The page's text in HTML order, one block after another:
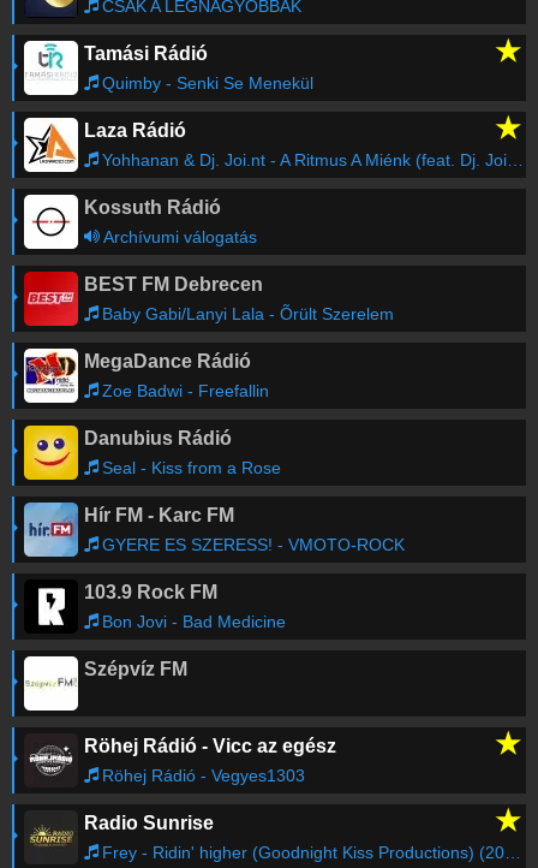
CSAK A LEGNAGYOBBAK
Tamási Rádió ★
Quimby - Senki Se Menekül
Laza Rádió ★
Yohhanan & Dj. Joi.nt - A Ritmus A Miénk (feat. Dj. Joi.nt)
Kossuth Rádió
Archívumi válogatás
BEST FM Debrecen
Baby Gabi/Lanyi Lala - Õrült Szerelem
MegaDance Rádió
Zoe Badwi - Freefallin
Danubius Rádió
Seal - Kiss from a Rose
Hír FM - Karc FM
GYERE ES SZERESS! - VMOTO-ROCK
103.9 Rock FM
Bon Jovi - Bad Medicine
Szépvíz FM
Röhej Rádió - Vicc az egész ★
Röhej Rádió - Vegyes1303
Radio Sunrise ★
Frey - Ridin' higher (Goodnight Kiss Productions) (2015)